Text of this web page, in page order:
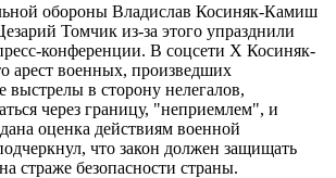
обороны Владислав Косиняк-Камиш
Томчик из-за этого упразднили
конференции. В соцсети X Косиняк-
арест военных, произведших
выстрелы в сторону нелегалов,
через границу, "неприемлем", и
оценка действиям военной
что закон должен защищать
страже безопасности страны.